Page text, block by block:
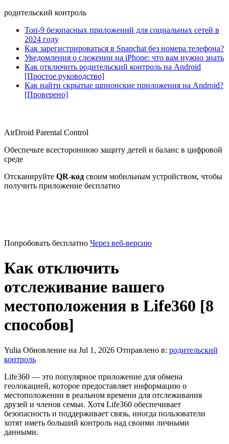
родительский контроль
Топ-9 безопасных приложений для социальных сетей в
2024 году
Как зарегистрироваться в Snapchat без номера телефона?
Уведомления о слежении на iPhone: что вам нужно знать
Как отключить родительский контроль на Android
[Простое руководство]
Как найти скрытые шпионские приложения на Android?
[Проверено]
AirDroid Parental Control
Обеспечьте всестороннюю защиту детей и баланс в цифровой
среде
Отсканируйте QR-код своим мобильным устройством, чтобы
получить приложение бесплатно
Попробовать бесплатно Через веб-версию
Как отключить
отслеживание вашего
местоположения в Life360 [8
способов]
Yulia Обновление на Jul 1, 2026 Отправлено в: родительский
контроль
Life360 — это популярное приложение для обмена
геолокацией, которое предоставляет информацию о
местоположении в реальном времени для отслеживания
друзей и членов семьи. Хотя Life360 обеспечивает
безопасность и поддерживает связь, иногда пользователи
хотят иметь больший контроль над своими личными
данными.